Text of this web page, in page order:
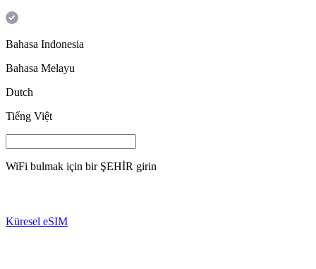
Bahasa Indonesia
Bahasa Melayu
Dutch
Tiếng Việt
WiFi bulmak için bir ŞEHİR girin
Küresel eSIM